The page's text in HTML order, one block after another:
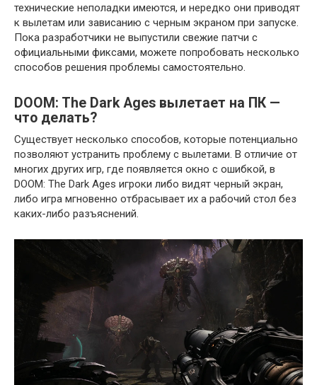
технические неполадки имеются, и нередко они приводят
к вылетам или зависанию с черным экраном при запуске.
Пока разработчики не выпустили свежие патчи с
официальными фиксами, можете попробовать несколько
способов решения проблемы самостоятельно.
DOOM: The Dark Ages вылетает на ПК —
что делать?
Существует несколько способов, которые потенциально
позволяют устранить проблему с вылетами. В отличие от
многих других игр, где появляется окно с ошибкой, в
DOOM: The Dark Ages игроки либо видят черный экран,
либо игра мгновенно отбрасывает их а рабочий стол без
каких-либо разъяснений.